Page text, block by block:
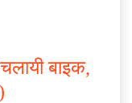
बाइक,